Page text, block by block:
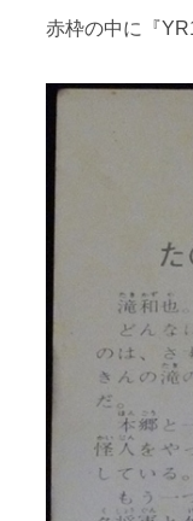
赤枠の中に『